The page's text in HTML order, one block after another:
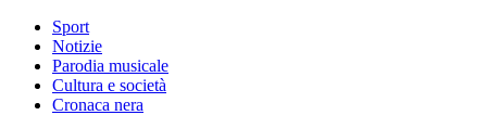
Sport
Notizie
Parodia musicale
Cultura e società
Cronaca nera